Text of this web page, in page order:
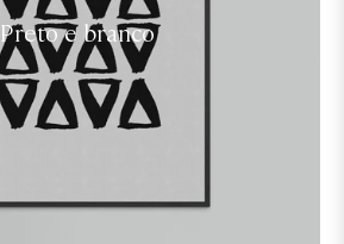
Preto e branco